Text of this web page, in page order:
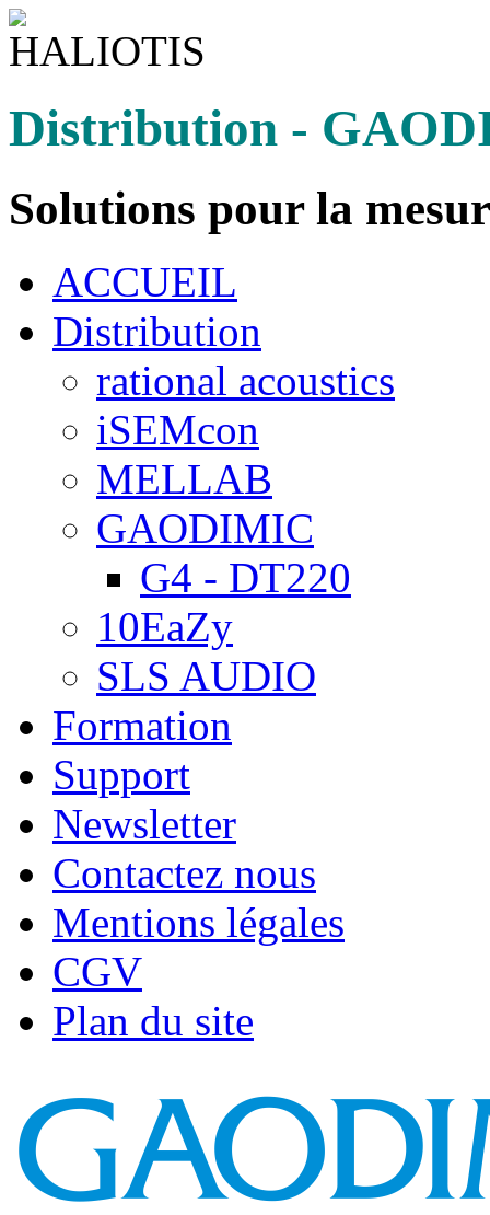
Distribution -
Solutions pour la
ACCUEIL
Distribution
rational acoustics
iSEMcon
MELLAB
GAODIMIC
G4 - DT220
10EaZy
SLS AUDIO
Formation
Support
Newsletter
Contactez nous
Mentions légales
CGV
Plan du site